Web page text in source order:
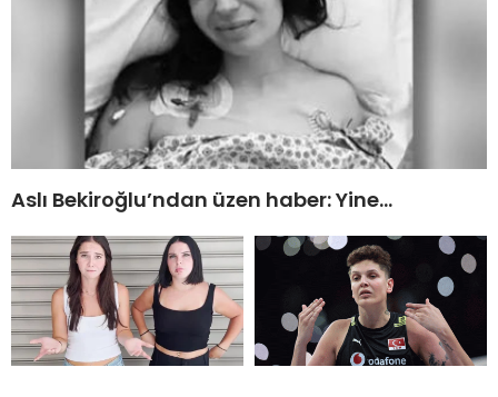
Aslı Bekiroğlu’ndan üzen haber: Yine…